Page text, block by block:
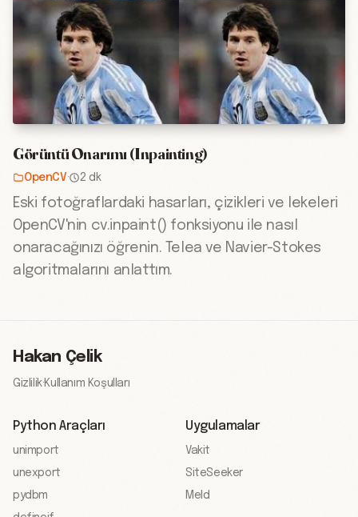
Görüntü Onarımı (Inpainting)
OpenCV· 2 dk
Eski fotoğraflardaki hasarları, çizikleri ve lekeleri
OpenCV'nin cv.inpaint() fonksiyonu ile nasıl
onaracağınızı öğrenin. Telea ve Navier-Stokes
algoritmalarını anlattım.
Hakan Çelik
Gizlilik·Kullanım Koşulları
Python Araçları
unimport
unexport
pydbm
Uygulamalar
Vakit
SiteSeeker
Meld